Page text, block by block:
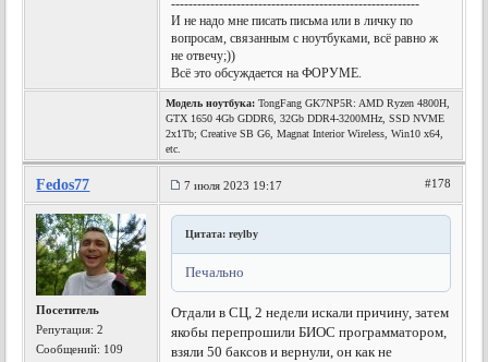
---------------------------------------------------------
И не надо мне писать письма или в личку по
вопросам, связанным с ноутбуками, всё равно ж
не отвечу;))
Всё это обсуждается на ФОРУМЕ.
Модель ноутбука: TongFang GK7NP5R: AMD Ryzen 4800H,
GTX 1650 4Gb GDDR6, 32Gb DDR4-3200MHz, SSD NVME
2x1Tb; Creative SB G6, Magnat Interior Wireless, Win10 x64,
etc.
Fedos77 7 июля 2023 19:17 #178
Посетитель
Репутация:2
Сообщений: 109
Цитата: reylby
Печально
Отдали в СЦ, 2 недели искали причину, затем
якобы перепрошили БИОС программатором,
взяли 50 баксов и вернули, он как не